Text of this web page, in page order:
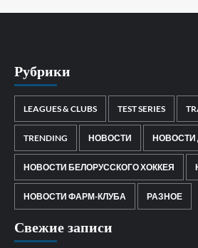
Рубрики
LEAGUES & CLUBS TEST SERIES
TRENDING НОВОСТИ
НОВОСТИ БЕЛОРУССКОГО ХОККЕЯ
НОВОСТИ ФАРМ-КЛУБА РАЗНОЕ
Свежие записи